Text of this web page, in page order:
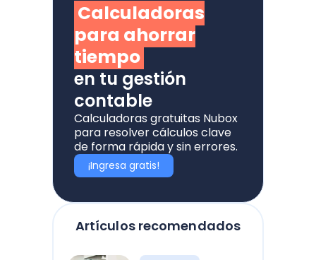
Artículos recomendados
Calculadoras
para ahorrar
tiempo
en tu gestión
contable
Calculadoras gratuitas Nubox
para resolver cálculos clave
de forma rápida y sin errores.
¡Ingresa gratis!